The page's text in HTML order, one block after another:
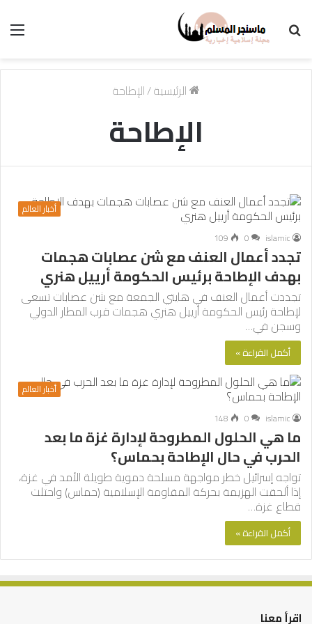
الرئيسية/الإطاحة
الإطاحة
أخبار العالم
islamic
0
109
تجدد أعمال العنف مع شن عصابات هجمات
بهدف الإطاحة برئيس الحكومة أرييل هنري
تجددت أعمال العنف في هايتي الجمعة مع شن عصابات تسعى
لإطاحة رئيس الحكومة أرييل هنري هجمات قرب المطار الدولي
وسجن في…
أكمل القراءة »
أخبار العالم
islamic
0
148
ما هي الحلول المطروحة لإدارة غزة ما بعد
الحرب في حال الإطاحة بحماس؟
تواجه إسرائيل خطر مواجهة مسلحة دموية طويلة الأمد في غزة،
إذا ألحقت الهزيمة بحركة المقاومة الإسلامية (حماس) واحتلت
قطاع غزة…
أكمل القراءة »
اقرأ معنا